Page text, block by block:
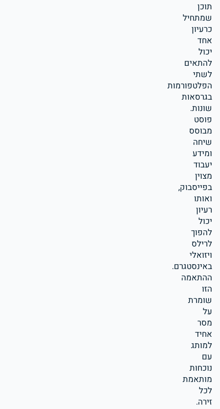
תוכן
שמתחיל
כרעיון
אחד
יכול
להתאים
לשתי
הפלטפורמות
בגרסאות
שונות.
פוסט
מבוסס
שיחה
ומידע
יעבוד
מצוין
בפייסבוק,
ואותו
רעיון
יכול
להפוך
לרילס
ויזואלי
באינסטגרם.
ההתאמה
הזו
שומרת
על
מסר
אחיד
למותג
עם
נוכחות
מותאמת
לכל
זירה.